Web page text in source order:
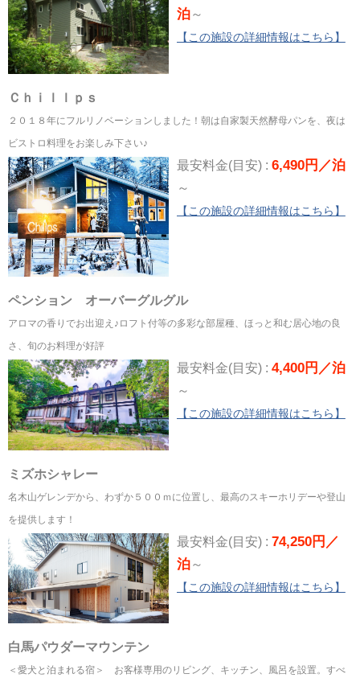
泊～
【この施設の詳細情報はこちら】
Ｃｈｉｌｌｐｓ
２０１８年にフルリノベーションしました！朝は自家製天然酵母パンを、夜は
ビストロ料理をお楽しみ下さい♪
最安料金(目安) : 6,490円／泊
～
【この施設の詳細情報はこちら】
ペンション オーバーグルグル
アロマの香りでお出迎え♪ロフト付等の多彩な部屋種、ほっと和む居心地の良
さ、旬のお料理が好評
最安料金(目安) : 4,400円／泊
～
【この施設の詳細情報はこちら】
ミズホシャレー
名木山ゲレンデから、わずか５００ｍに位置し、最高のスキーホリデーや登山
を提供します！
最安料金(目安) : 74,250円／
泊～
【この施設の詳細情報はこちら】
白馬パウダーマウンテン
＜愛犬と泊まれる宿＞ お客様専用のリビング、キッチン、風呂を設置。すべ